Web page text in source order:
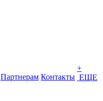
Партнерам Контакты
+
ЕЩЕ